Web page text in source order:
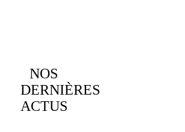
NOS
DERNIÈRES
ACTUS